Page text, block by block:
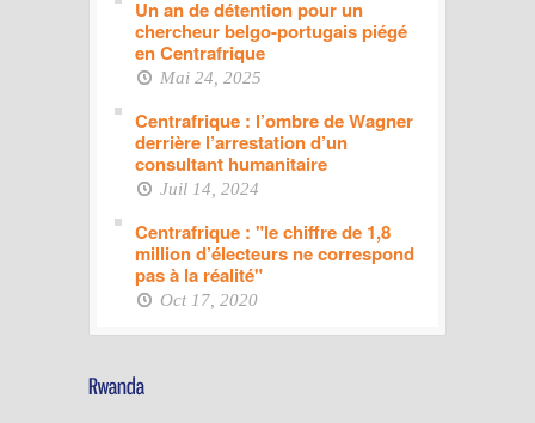
Un an de détention pour un
chercheur belgo-portugais piégé
en Centrafrique
Mai 24, 2025
Centrafrique : l’ombre de Wagner
derrière l’arrestation d’un
consultant humanitaire
Juil 14, 2024
Centrafrique : "le chiffre de 1,8
million d’électeurs ne correspond
pas à la réalité"
Oct 17, 2020